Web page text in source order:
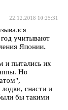
22.12.2018 10:25:31
учитывают
Японии.
и пытались их
Но
снасти и
бы такими